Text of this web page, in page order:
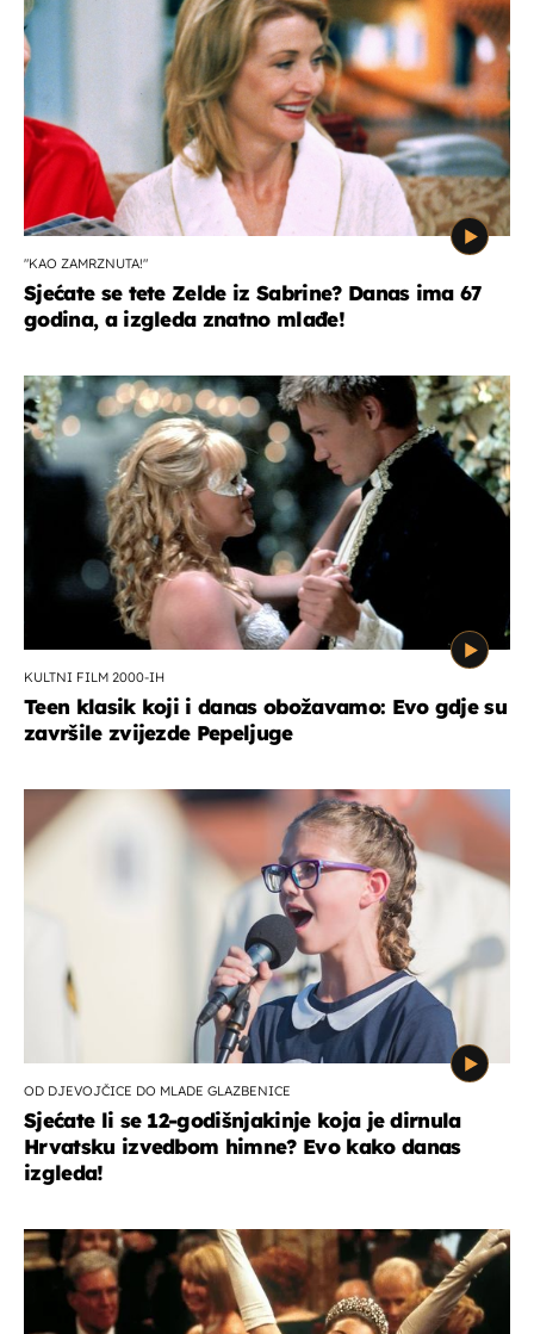
"KAO ZAMRZNUTA!"
Sjećate se tete Zelde iz Sabrine? Danas ima 67
godina, a izgleda znatno mlađe!
KULTNI FILM 2000-IH
Teen klasik koji i danas obožavamo: Evo gdje su
završile zvijezde Pepeljuge
OD DJEVOJČICE DO MLADE GLAZBENICE
Sjećate li se 12-godišnjakinje koja je dirnula
Hrvatsku izvedbom himne? Evo kako danas
izgleda!